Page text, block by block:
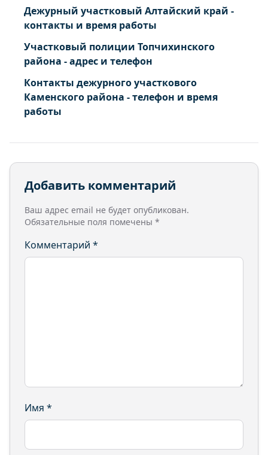
Дежурный участковый Алтайский край -
контакты и время работы
Участковый полиции Топчихинского
района - адрес и телефон
Контакты дежурного участкового
Каменского района - телефон и время
работы
Добавить комментарий
Ваш адрес email не будет опубликован.
Обязательные поля помечены *
Комментарий *
Имя *